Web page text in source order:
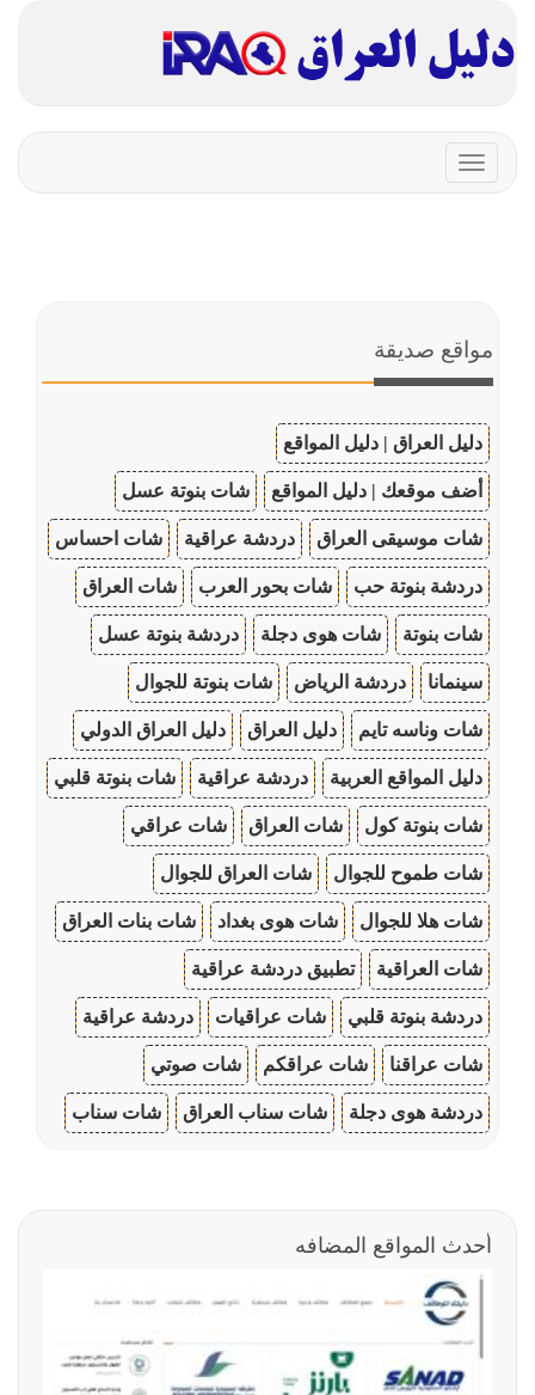
Toggle
navigation
مواقع صديقة
دليل العراق | دليل المواقع
أضف موقعك | دليل المواقع شات بنوتة عسل
شات موسيقى العراق دردشة عراقية شات احساس
دردشة بنوتة حب شات بحور العرب شات العراق
شات بنوتة شات هوى دجلة دردشة بنوتة عسل
سينمانا دردشة الرياض شات بنوتة للجوال
شات وناسه تايم دليل العراق دليل العراق الدولي
دليل المواقع العربية دردشة عراقية شات بنوتة قلبي
شات بنوتة كول شات العراق شات عراقي
شات طموح للجوال شات العراق للجوال
شات هلا للجوال شات هوى بغداد شات بنات العراق
شات العراقية تطبيق دردشة عراقية
دردشة بنوتة قلبي شات عراقيات دردشة عراقية
شات عراقنا شات عراقكم شات صوتي
دردشة هوى دجلة شات سناب العراق شات سناب
أحدث المواقع المضافه